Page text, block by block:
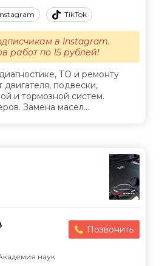
TikTok
ТО и ремонту
подвески,
и тормозной систем.
Замена масел...
в Instagram.
работ по 15 рублей!
Позвонить
наук